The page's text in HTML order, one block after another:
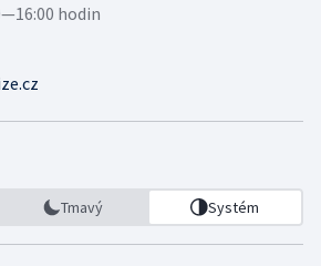
hodin
Tmavý Systém